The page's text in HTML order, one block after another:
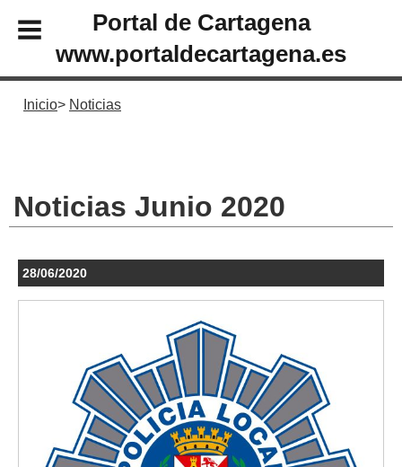
Portal de Cartagena
www.portaldecartagena.es
Inicio Noticias
Noticias Junio 2020
28/06/2020